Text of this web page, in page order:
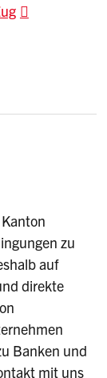
zu
auf
direkte
Banken und
mit uns